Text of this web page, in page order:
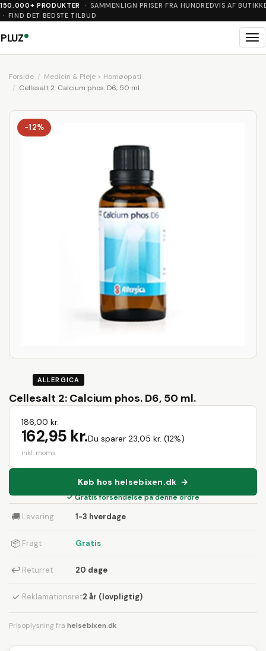
150.000+ PRODUKTER
· SAMMENLIGN PRISER FRA HUNDREDVIS AF
· FIND DET BEDSTE TILBUD
PLUZ
Forside
Medicin & Pleje > Homøopati
Cellesalt 2: Calcium phos. D6, 50 ml.
-12%
ALLERGICA
Cellesalt 2: Calcium phos. D6, 50 ml.
186,00 kr.
162,95 kr.Du sparer 23,05 kr. (12%)
inkl. moms
Køb hos helsebixen.dk →
✓ Gratis forsendelse på denne ordre
🚚 Levering 1-3 hverdage
📦 Fragt Gratis
↩ Returret 20 dage
✓ Reklamationsret2 år (lovpligtig)
Prisoplysning fra helsebixen.dk